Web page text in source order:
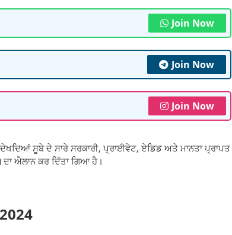
Join Now
Join Now
Join Now
ਸੂਬੇ ਦੇ ਸਾਰੇ ਸਰਕਾਰੀ, ਪ੍ਰਾਈਵੇਟ, ਏਡਿਡ ਅਤੇ ਮਾਨਤਾ ਪ੍ਰਾਪਤ
ਐਲਾਨ ਕਰ ਦਿੱਤਾ ਗਿਆ ਹੈ।